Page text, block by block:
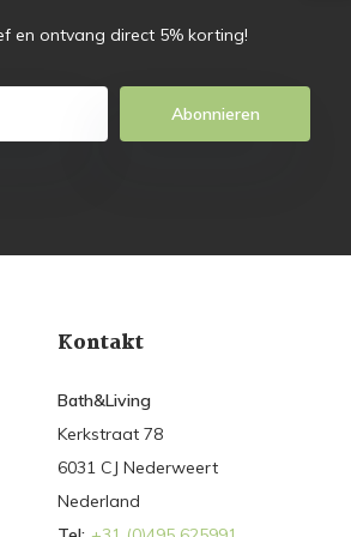
en ontvang direct 5% korting!
Abonnieren
Kontakt
Bath&Living
Kerkstraat 78
6031 CJ Nederweert
Nederland